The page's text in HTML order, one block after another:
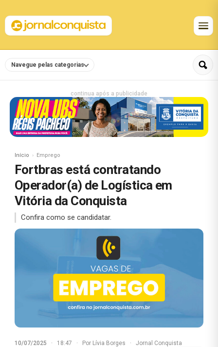
Navegue pelas categorias
continua após a publicidade
Início Emprego
Fortbras está contratando
Operador(a) de Logística em
Vitória da Conquista
Confira como se candidatar.
10/07/2025 · 18:47 · Por Lívia Borges · Jornal Conquista